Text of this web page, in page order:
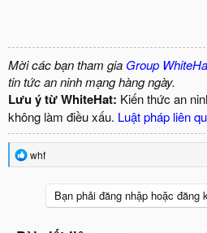
Mời các bạn tham gia Group
tin tức an ninh mạng hàng ngày.
Lưu ý từ WhiteHat: Kiến thức an
không làm điều xấu. Luật pháp liên
R
e
whf
Bạn phải đăng nhập hoặc đăng